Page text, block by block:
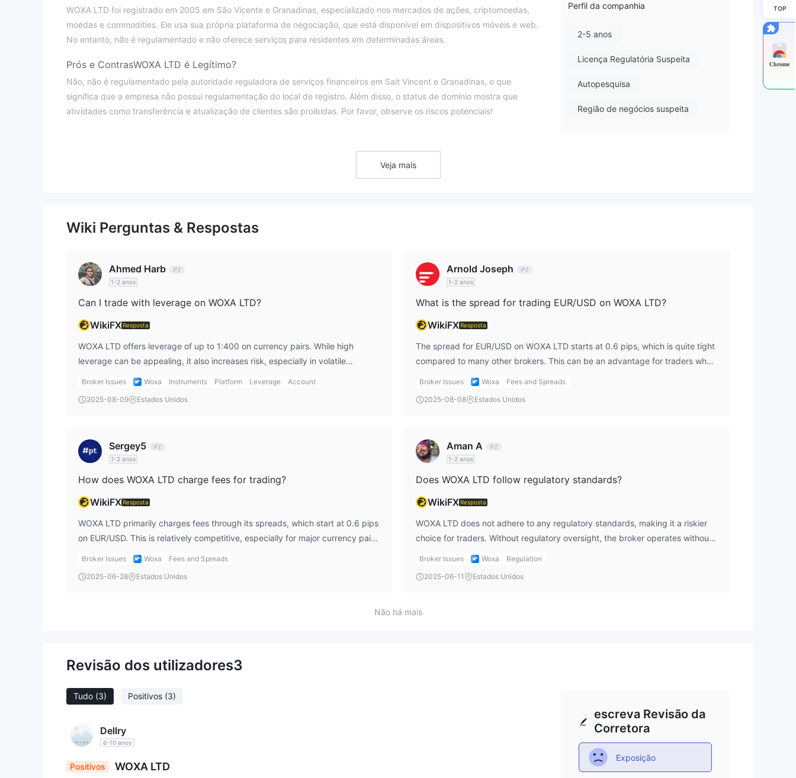
WOXA LTD foi registrado em 2005 em São Vicente e Granadinas, especializado nos mercados de ações, criptomoedas,
moedas e commodities. Ele usa sua própria plataforma de negociação, que está disponível em dispositivos móveis e web.
No entanto, não é regulamentado e não oferece serviços para residentes em determinadas áreas.
Prós e ContrasWOXA LTD é Legítimo?
Não, não é regulamentado pela autoridade reguladora de serviços financeiros em Sait Vincent e Granadinas, o que
significa que a empresa não possui regulamentação do local de registro. Além disso, o status de domínio mostra que
atividades como transferência e atualização de clientes são proibidas. Por favor, observe os riscos potenciais!
A alavancagem varia dependendo dos tipos de produtos. Os clientes precisam considerar cuidadosamente, pois uma
Plataforma de negociação
WOXA LTD usa sua própria plataforma de negociação e não suporta MT4 ou MT5.
Negociação social
WOXA fornece serviços de negociação social. Em sua plataforma, os clientes podem compartilhar suas experiências de
Perfil da companhia
2-5 anos
Licença Regulatória Suspeita
Autopesquisa
Região de negócios suspeita
Veja mais
Wiki Perguntas & Respostas
Ahmed Harb
1-2 anos
Can I trade with leverage on WOXA LTD?
WikiFXResposta
WOXA LTD offers leverage of up to 1:400 on currency pairs. While high
leverage can be appealing, it also increases risk, especially in volatile
markets. As a trader, I would always use high leverage cautiously, as it can
before engaging with such high leverage.
Broker Issues Woxa Instruments Platform Leverage
Account
2025-08-09
Estados Unidos
Arnold Joseph
1-2 anos
What is the spread for trading EUR/USD on WOXA LTD?
WikiFXResposta
The spread for EUR/USD on WOXA LTD starts at 0.6 pips, which is quite tight
compared to many other brokers. This can be an advantage for traders who
are focused on keeping their transaction costs low. However, since other fee
charges that might apply to specific trades or account activities.
Broker Issues Woxa
Fees and Spreads
2025-08-08
Estados Unidos
Sergey5
1-2 anos
How does WOXA LTD charge fees for trading?
WikiFXResposta
WOXA LTD primarily charges fees through its spreads, which start at 0.6 pips
on EUR/USD. This is relatively competitive, especially for major currency pairs.
However, the broker does not provide clear information on any additional
perspective, it's important to always ask for detailed fee structures, including
Broker Issues Woxa
Fees and Spreads
2025-06-28
Estados Unidos
Aman A
1-2 anos
Does WOXA LTD follow regulatory standards?
WikiFXResposta
WOXA LTD does not adhere to any regulatory standards, making it a riskier
choice for traders. Without regulatory oversight, the broker operates without
the required checks and balances that ensure clients' funds are protected
prioritizing brokers that are regulated by trusted authorities to avoid potential
Broker Issues Woxa
Regulation
2025-06-11
Estados Unidos
Não há mais
Revisão dos utilizadores3
Tudo (3) Positivos (3)
Dellry
6-10 anos
Positivos WOXA LTD
escreva Revisão da
Corretora
Exposição
TOP
Chrome